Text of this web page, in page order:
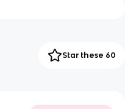
Star these 60